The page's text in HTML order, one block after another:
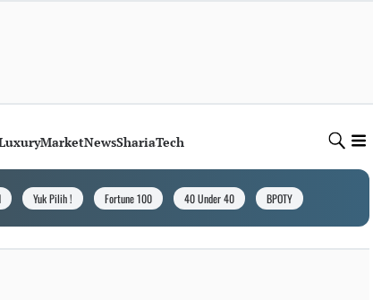
MarketNewsShariaTech
Yuk Pilih ! Fortune 100 40 Under 40 BPOTY